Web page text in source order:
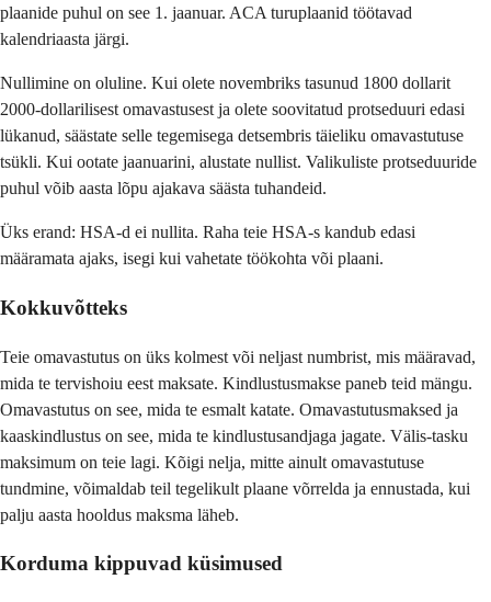
plaanide puhul on see 1. jaanuar. ACA turuplaanid töötavad
kalendriaasta järgi.
Nullimine on oluline. Kui olete novembriks tasunud 1800 dollarit
2000-dollarilisest omavastusest ja olete soovitatud protseduuri edasi
lükanud, säästate selle tegemisega detsembris täieliku omavastutuse
tsükli. Kui ootate jaanuarini, alustate nullist. Valikuliste protseduuride
puhul võib aasta lõpu ajakava säästa tuhandeid.
Üks erand: HSA-d ei nullita. Raha teie HSA-s kandub edasi
määramata ajaks, isegi kui vahetate töökohta või plaani.
Kokkuvõtteks
Teie omavastutus on üks kolmest või neljast numbrist, mis määravad,
mida te tervishoiu eest maksate. Kindlustusmakse paneb teid mängu.
Omavastutus on see, mida te esmalt katate. Omavastutusmaksed ja
kaaskindlustus on see, mida te kindlustusandjaga jagate. Välis-tasku
maksimum on teie lagi. Kõigi nelja, mitte ainult omavastutuse
tundmine, võimaldab teil tegelikult plaane võrrelda ja ennustada, kui
palju aasta hooldus maksma läheb.
Korduma kippuvad küsimused